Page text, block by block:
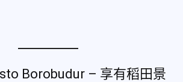
Borobudur – 享有稻田景